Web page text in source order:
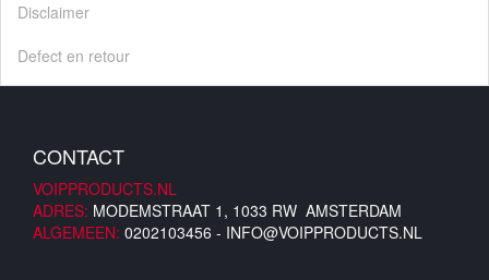
Disclaimer
Defect en retour
CONTACT
VOIPPRODUCTS.NL
ADRES: MODEMSTRAAT 1, 1033 RW AMSTERDAM
ALGEMEEN: 0202103456 - INFO@VOIPPRODUCTS.NL